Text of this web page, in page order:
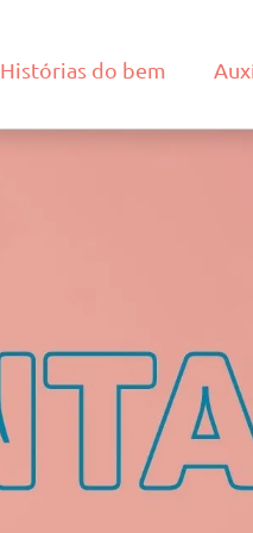
Histórias do bem